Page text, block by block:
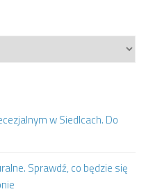
w Siedlcach. Do
Sprawdź, co będzie się